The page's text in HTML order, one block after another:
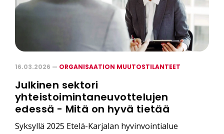
16.03.2026 — ORGANISAATION MUUTOSTILANTEET
Julkinen sektori
yhteistoimintaneuvottelujen
edessä - Mitä on hyvä tietää
Syksyllä 2025 Etelä-Karjalan hyvinvointialue